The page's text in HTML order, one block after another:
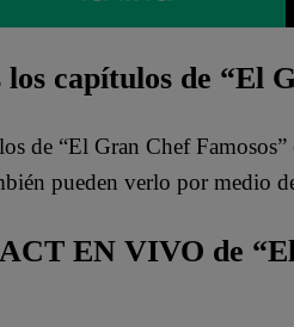
capítulos de “El
de “El Gran Chef
pueden verlo por medio
EN VIVO de